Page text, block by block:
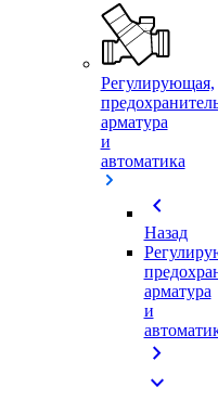
Регулирующая,
арматура
и
автоматика
chevron_left
Назад
арматура
и
chevron_right
expand_more